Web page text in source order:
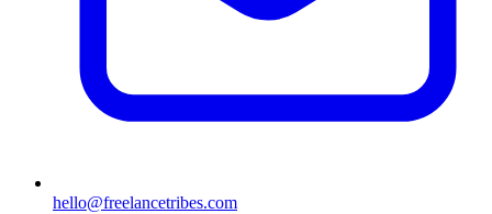
hello@freelancetribes.com